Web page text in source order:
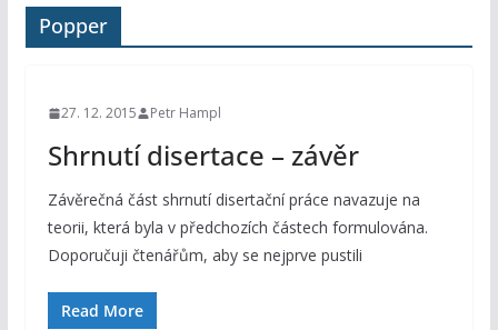
Popper
27. 12. 2015 Petr Hampl
Shrnutí disertace – závěr
Závěrečná část shrnutí disertační práce navazuje na
teorii, která byla v předchozích částech formulována.
Doporučuji čtenářům, aby se nejprve pustili
Read More